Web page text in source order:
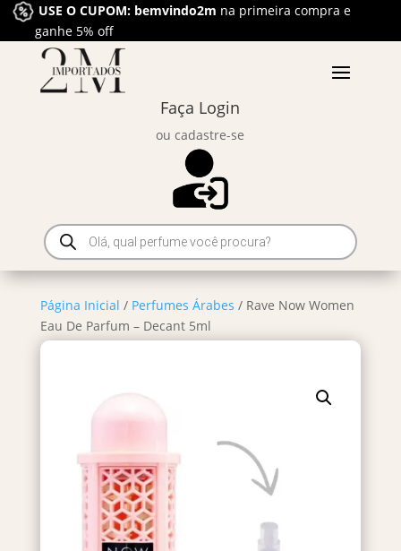
USE O CUPOM: bemvindo2m na primeira compra e
ganhe 5% off
Faça Login
ou cadastre-se
Pesquisar
produtos
Página Inicial / Perfumes Árabes / Rave Now Women
Eau De Parfum – Decant 5ml